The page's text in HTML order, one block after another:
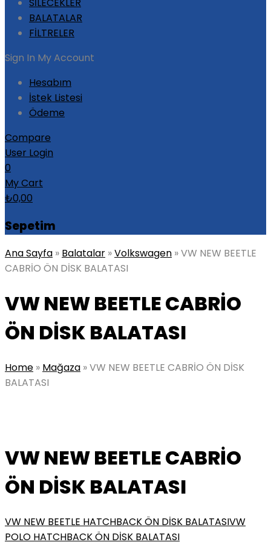
BALATALAR
FİLTRELER
Sign In My Account
Hesabım
İstek Listesi
Ödeme
Compare
User Login
0
My Cart
₺0,00
Sepetim
Ana Sayfa » Balatalar »Volkswagen »VW NEW BEETLE
CABRİO ÖN DİSK BALATASI
VW NEW BEETLE CABRİO
ÖN DİSK BALATASI
Home » Mağaza »VW NEW BEETLE CABRİO ÖN DİSK
BALATASI
VW NEW BEETLE CABRİO
ÖN DİSK BALATASI
VW NEW BEETLE HATCHBACK ÖN DİSK BALATASIVW
POLO HATCHBACK ÖN DİSK BALATASI